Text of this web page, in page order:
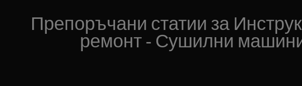
Препоръчани статии за
ремонт - Сушилни